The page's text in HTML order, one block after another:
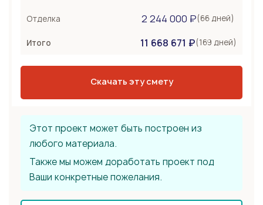
Сборное из ЖБ плит
Отделка 2 244 000 ₽(66 дней)
Итого 11 668 671 ₽(169 дней)
Скачать эту смету
Этот проект может быть построен из
любого материала.
Также мы можем доработать проект под
Ваши конкретные пожелания.